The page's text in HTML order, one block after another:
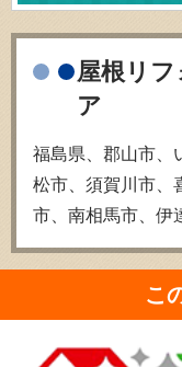
屋根リ
ア
福島県、郡山市、
松市、須賀川市、
市、南相馬市、伊
こ